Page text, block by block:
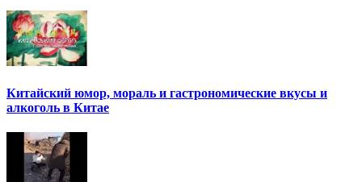
Китайский юмор, мораль и гастрономические вкусы и
алкоголь в Китае